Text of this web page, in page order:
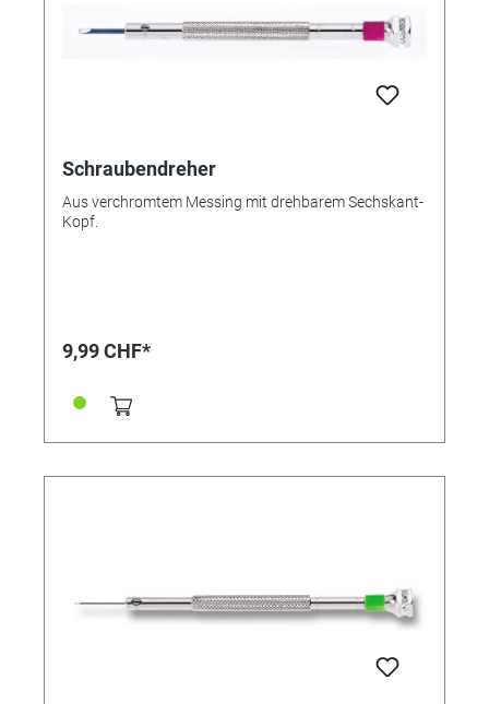
Schraubendreher
Aus verchromtem Messing mit drehbarem Sechskant-
Kopf.
9,99 CHF*